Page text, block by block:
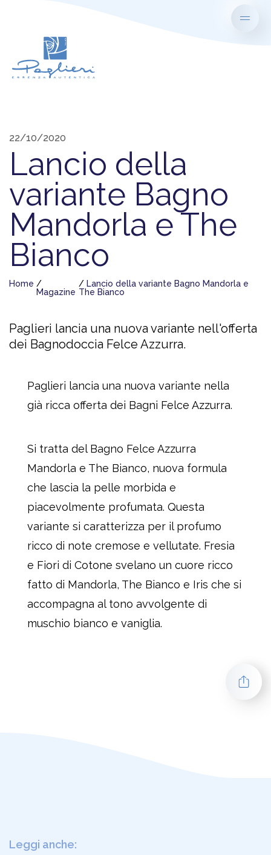
22/10/2020
Lancio della
variante Bagno
Mandorla e The
Bianco
Home
Magazine
Lancio della variante Bagno Mandorla e
The Bianco
Paglieri lancia una nuova variante nell'offerta
dei Bagnodoccia Felce Azzurra.
Paglieri lancia una nuova variante nella
già ricca offerta dei Bagni Felce Azzurra.
Si tratta del Bagno Felce Azzurra
Mandorla e The Bianco, nuova formula
che lascia la pelle morbida e
piacevolmente profumata. Questa
variante si caratterizza per il profumo
ricco di note cremose e vellutate. Fresia
e Fiori di Cotone svelano un cuore ricco
fatto di Mandorla, The Bianco e Iris che si
accompagna al tono avvolgente di
muschio bianco e vaniglia.
Leggi anche: